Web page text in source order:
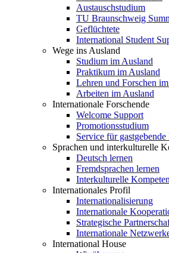
Austauschstudium
TU Braunschweig
Geflüchtete
International Student
Wege ins Ausland
Studium im Ausland
Praktikum im Ausland
Lehren und Forschen
Arbeiten im Ausland
Internationale Forschende
Welcome Support
Promotionsstudium
Service für
Sprachen und interkulturelle
Deutsch lernen
Fremdsprachen lernen
Interkulturelle
Internationales Profil
Internationalisierung
Internationale
Strategische
Internationale
International House